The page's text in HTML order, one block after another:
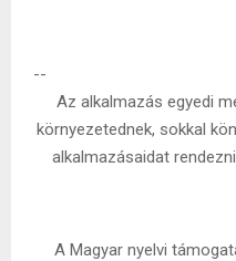
--
Az alkalmazás egyedi
környezetednek, sokkal
alkalmazásaidat
A Magyar nyelvi